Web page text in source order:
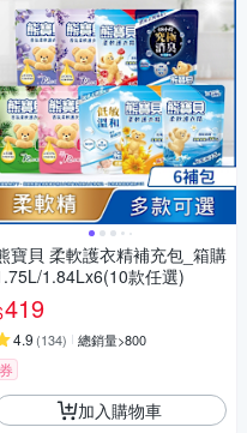
寶貝 柔軟護衣精補充包_箱購
1.84Lx6(10款任選)
419
4.9 (134) 總銷量>800
券
加入購物車